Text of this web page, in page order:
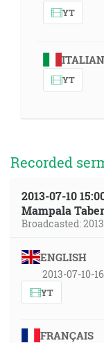
YT
YT
Recorded
2013-07-10
Mampala
Broadcasted:
ENGLISH
2013-07-10-
YT
FRANÇAIS